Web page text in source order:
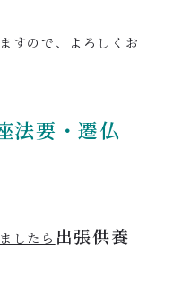
すので、よろしくお
法要・遷仏
したら 出張供養